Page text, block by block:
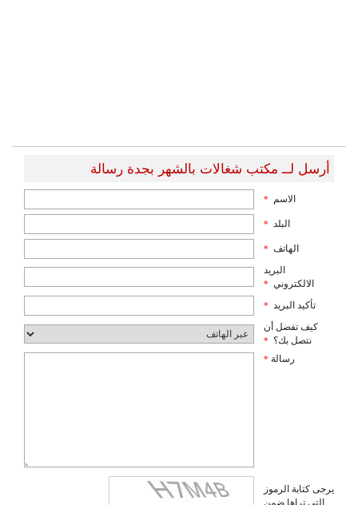
أرسل لــ مكتب شغالات بالشهر بجدة رسالة
الاسم *
البلد *
الهاتف *
البريد
الالكتروني *
تأكيد البريد *
كيف تفضل أن
نتصل بك؟ *
رسالة *
يرجى كتابة الرموز
التي تراها ضمن